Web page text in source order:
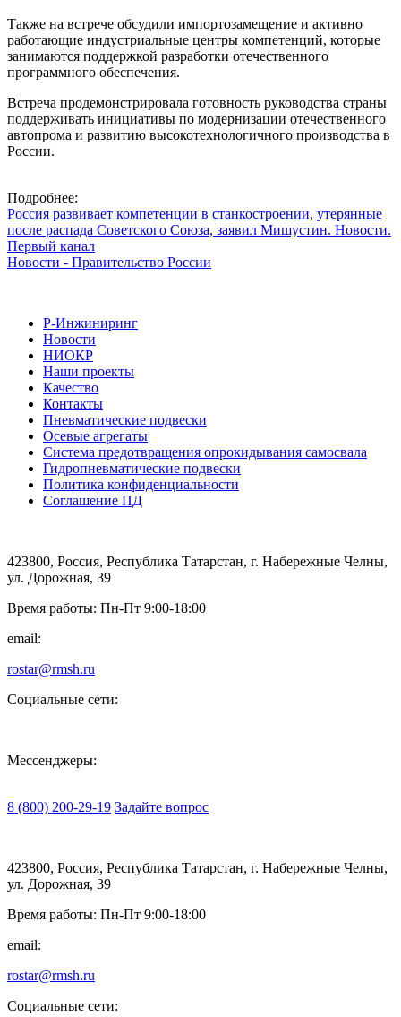
Также на встрече обсудили импортозамещение и активно
работающие индустриальные центры компетенций, которые
занимаются поддержкой разработки отечественного
программного обеспечения.
Встреча продемонстрировала готовность руководства страны
поддерживать инициативы по модернизации отечественного
автопрома и развитию высокотехнологичного производства в
России.
Подробнее:
Россия развивает компетенции в станкостроении, утерянные
после распада Советского Союза, заявил Мишустин. Новости.
Первый канал
Новости - Правительство России
Р-Инжиниринг
Новости
НИОКР
Наши проекты
Качество
Контакты
Пневматические подвески
Осевые агрегаты
Система предотвращения опрокидывания самосвала
Гидропневматические подвески
Политика конфиденциальности
Соглашение ПД
423800, Россия, Республика Татарстан, г. Набережные Челны,
ул. Дорожная, 39
Время работы: Пн-Пт 9:00-18:00
email:
rostar@rmsh.ru
Социальные сети:
Мессенджеры:
8 (800) 200-29-19 Задайте вопрос
423800, Россия, Республика Татарстан, г. Набережные Челны,
ул. Дорожная, 39
Время работы: Пн-Пт 9:00-18:00
email:
rostar@rmsh.ru
Социальные сети: